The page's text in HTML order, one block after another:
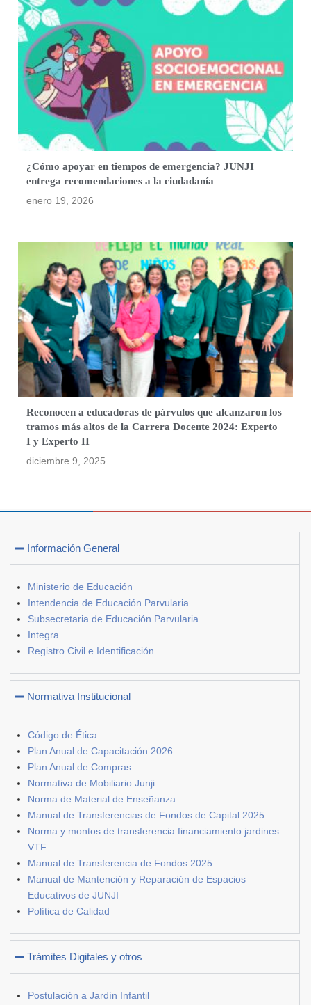
¿Cómo apoyar en tiempos de emergencia? JUNJI
entrega recomendaciones a la ciudadanía
enero 19, 2026
Reconocen a educadoras de párvulos que alcanzaron los
tramos más altos de la Carrera Docente 2024: Experto
I y Experto II
diciembre 9, 2025
Información General
Ministerio de Educación
Intendencia de Educación Parvularia
Subsecretaria de Educación Parvularia
Integra
Registro Civil e Identificación
Normativa Institucional
Código de Ética
Plan Anual de Capacitación 2026
Plan Anual de Compras
Normativa de Mobiliario Junji
Norma de Material de Enseñanza
Manual de Transferencias de Fondos de Capital 2025
Norma y montos de transferencia financiamiento jardines
VTF
Manual de Transferencia de Fondos 2025
Manual de Mantención y Reparación de Espacios
Educativos de JUNJI
Política de Calidad
Trámites Digitales y otros
Postulación a Jardín Infantil